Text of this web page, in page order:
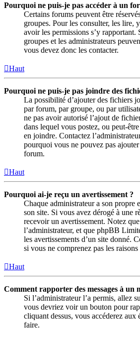
Pourquoi ne puis-je pas accéder à un
Certains forums peuvent être
groupes. Pour les consulter, les lire,
avoir les permissions s’y rapportant.
groupes et les administrateurs
vous devez donc les contacter.
Haut
Pourquoi ne puis-je pas joindre des
La possibilité d’ajouter des fichiers
par forum, par groupe, ou par
ne pas avoir autorisé l’ajout de
dans lequel vous postez, ou peut-
en joindre. Contactez
pourquoi vous ne pouvez pas
forum.
Haut
Pourquoi ai-je reçu un avertissement ?
Chaque administrateur a son propre
son site. Si vous avez dérogé à une
recevoir un avertissement. Notez
l’administrateur, et que phpBB
les avertissements d’un site donné.
si vous ne comprenez pas les
Haut
Comment rapporter des messages à un
Si l’administrateur l’a permis, allez
vous devriez voir un bouton pour
cliquant dessus, vous accéderez aux
faire.